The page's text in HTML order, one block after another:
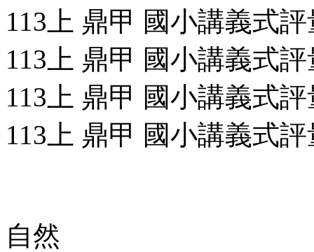
113上 鼎甲 國小講義式
113上 鼎甲 國小講義式
113上 鼎甲 國小講義式
113上 鼎甲 國小講義式
自然